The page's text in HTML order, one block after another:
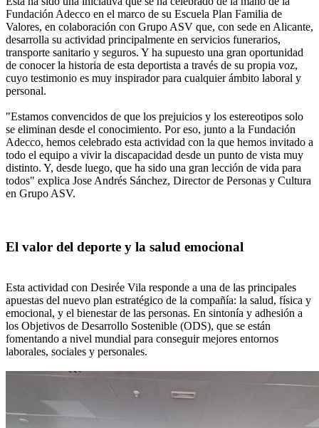
Fundación Adecco en el marco de su Escuela Plan Familia de
Valores, en colaboración con Grupo ASV que, con sede en Alicante,
desarrolla su actividad principalmente en servicios funerarios,
transporte sanitario y seguros. Y ha supuesto una gran oportunidad
de conocer la historia de esta deportista a través de su propia voz,
cuyo testimonio es muy inspirador para cualquier ámbito laboral y
personal.
"Estamos convencidos de que los prejuicios y los estereotipos solo
se eliminan desde el conocimiento. Por eso, junto a la Fundación
Adecco, hemos celebrado esta actividad con la que hemos invitado a
todo el equipo a vivir la discapacidad desde un punto de vista muy
distinto. Y, desde luego, que ha sido una gran lección de vida para
todos" explica Jose Andrés Sánchez, Director de Personas y Cultura
en Grupo ASV.
El valor del deporte y la salud emocional
Esta actividad con Desirée Vila responde a una de las principales
apuestas del nuevo plan estratégico de la compañía: la salud, física y
emocional, y el bienestar de las personas. En sintonía y adhesión a
los Objetivos de Desarrollo Sostenible (ODS), que se están
fomentando a nivel mundial para conseguir mejores entornos
laborales, sociales y personales.